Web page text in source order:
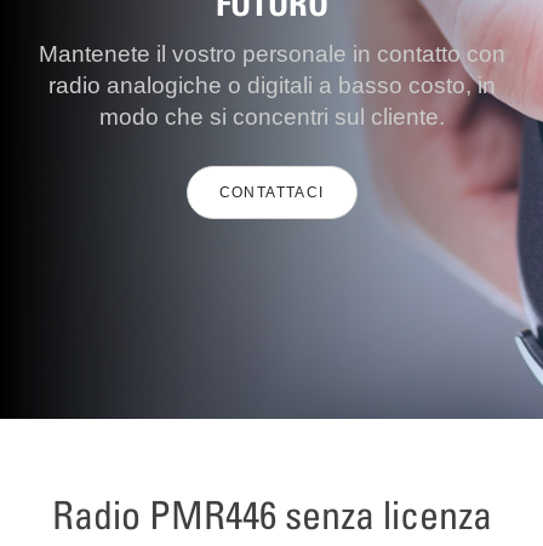
Mantenete il vostro personale in contatto con
radio analogiche o digitali a basso costo, in
modo che si concentri sul cliente.
CONTATTACI
Radio PMR446 senza licenza